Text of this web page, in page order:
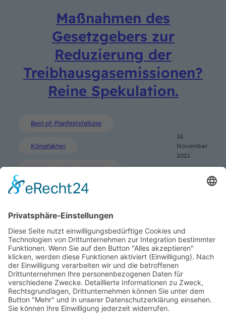
Maßnahmen des
Gesetzgebers zur
Reduzierung der
Treibhausgasemissionen?
Reine Spekulation.
Best of: Planfeststellung
Klimafakten
Planfeststellungsbeschluss
16.
November
2021
SUCHE
Search